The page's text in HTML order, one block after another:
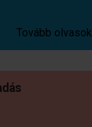
Tovább olvasok